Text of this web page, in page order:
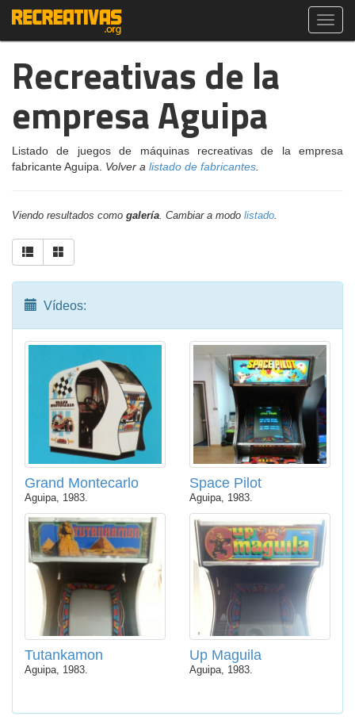
Recreativas de la
empresa Aguipa
Listado de juegos de máquinas recreativas de la empresa
fabricante Aguipa. Volver a listado de fabricantes
Viendo resultados como galería. Cambiar a modo listado.
Vídeos:
Grand Montecarlo
Aguipa, 1983.
Space Pilot
Aguipa, 1983.
Tutankamon
Aguipa, 1983.
Up Maguila
Aguipa, 1983.